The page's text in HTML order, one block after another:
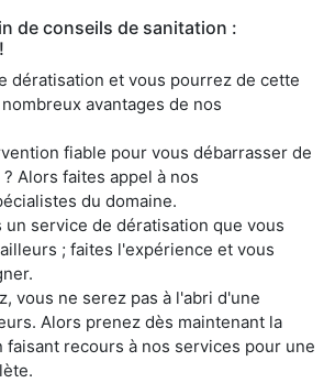
de conseils de sanitation :
dératisation et vous pourrez de cette
avantages de nos
fiable pour vous débarrasser de
Alors faites appel à nos
du domaine.
un service de dératisation que vous
; faites l'expérience et vous
vous ne serez pas à l'abri d'une
Alors prenez dès maintenant la
faisant recours à nos services pour une